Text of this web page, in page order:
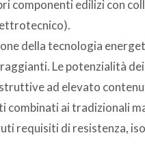
componenti edilizi con
della tecnologia
Le potenzialità
ad elevato
combinati ai tradizionali
requisiti di resistenza,